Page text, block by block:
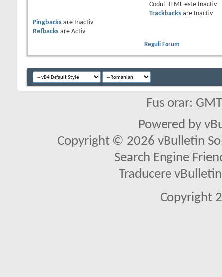
Codul HTML este
Inactiv
Trackbacksare
Inactiv
Pingbacks are
Inactiv
Refbacks are Activ
Reguli Forum
Fus orar:
Powered by
Copyright © 2026 vBulletin
Search Engine
Traducere
Copyright